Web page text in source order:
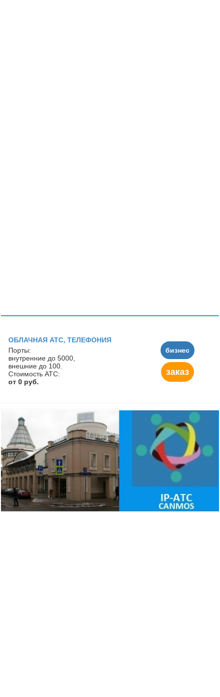
ОБЛАЧНАЯ АТС, ТЕЛЕФОНИЯ
Порты:
внутренние до 5000,
внешние до 100.
Стоимость АТС:
от 0 руб.
бизнес
заказ